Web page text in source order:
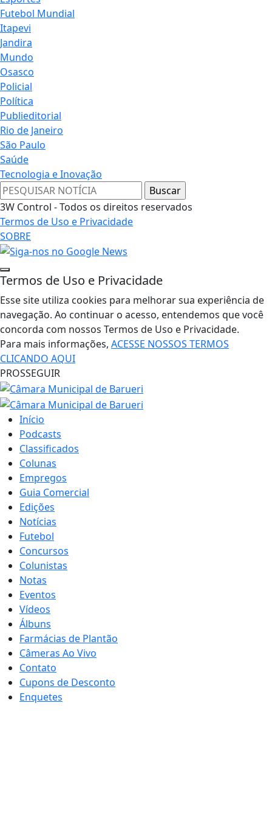
Futebol Mundial
Itapevi
Jandira
Mundo
Osasco
Policial
Política
Publieditorial
Rio de Janeiro
São Paulo
Saúde
Tecnologia e Inovação
3W Control - Todos os direitos reservados
Termos de Uso e Privacidade
SOBRE
Termos de Uso e Privacidade
Esse site utiliza cookies para melhorar sua experiência de
navegação. Ao continuar o acesso, entendemos que você
concorda com nossos Termos de Uso e Privacidade.
Para mais informações, ACESSE NOSSOS TERMOS
CLICANDO AQUI
PROSSEGUIR
Início
Podcasts
Classificados
Colunas
Empregos
Guia Comercial
Edições
Notícias
Futebol
Concursos
Colunistas
Notas
Eventos
Vídeos
Álbuns
Farmácias de Plantão
Câmeras Ao Vivo
Contato
Cupons de Desconto
Enquetes